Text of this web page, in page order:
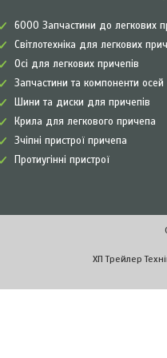
6000 Запчастини до легкових
Світлотехніка для легкових
Осі для легкових причепів
Запчастини та компоненти осей
Шини та диски для причепів
Крила для легкового причепа
Зчіпні пристрої причепа
Протиугінні пристрої